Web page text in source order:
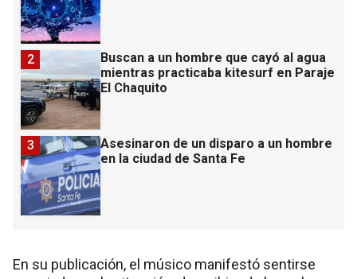
Buscan a un hombre que cayó al agua
mientras practicaba kitesurf en Paraje
El Chaquito
2
Asesinaron de un disparo a un hombre
en la ciudad de Santa Fe
3
En su publicación, el músico manifestó sentirse